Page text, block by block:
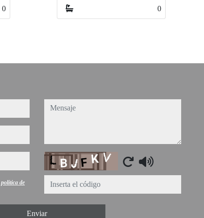
0 0
0
política de
mensaje
Captcha
Enviar